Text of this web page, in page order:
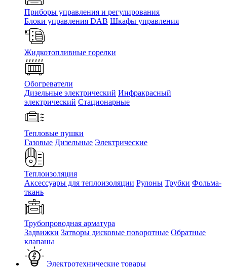
Приборы управления и регулирования
Блоки управления DAB Шкафы управления
Жидкотопливные горелки
Обогреватели
Дизельные электрический Инфракрасный
электрический Стационарные
Тепловые пушки
Газовые Дизельные Электрические
Теплоизоляция
Аксессуары для теплоизоляции Рулоны Трубки Фольма-
ткань
Трубопроводная арматура
Задвижки Затворы дисковые поворотные Обратные
клапаны
Электротехнические товары